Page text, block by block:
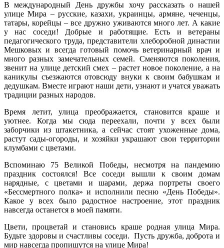
В международный День дружбы хочу рассказать о нашей
улице Мира – русские, казахи, украинцы, армяне, чеченцы,
татары, корейцы – все дружно уживаются много лет. А какие
у нас соседи! Добрые и работящие. Есть и ветераны
педагогического труда, представители хлеборобной династии
Мешковых и всегда готовый помочь ветеринарный врач и
много разных замечательных семей. Сменяются поколения,
звенит на улице детский смех – растет новое поколение, а на
каникулы съезжаются отовсюду внуки к своим бабушкам и
дедушкам. Вместе играют наши дети, узнают и учатся уважать
традиции разных народов.
Время летит, улица преображается, становится краше и
уютнее. Когда мы сюда переехали, почти у всех были
заборчики из штакетника, а сейчас стоят ухоженные дома,
растут сады-огороды, и хозяйки украшают свои территории
клумбами с цветами.
Вспоминаю 75 Великой Победы, несмотря на пандемию
праздник состоялся! Все соседи вышли к своим домам
нарядные, с цветами и шарами, держа портреты своего
«Бессмертного полка» и исполнили песню «День Победы».
Какое у всех было радостное настроение, этот праздник
навсегда останется в моей памяти.
Цвети, процветай и становись краше родная улица Мира.
Будьте здоровы и счастливы соседи. Пусть дружба, доброта и
мир навсегда пропишутся на улице Мира!